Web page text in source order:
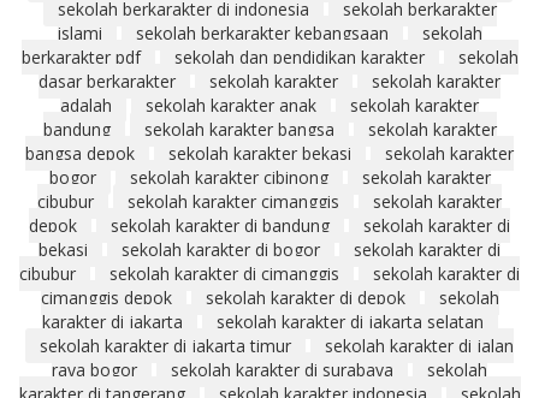
sekolah berkarakter di indonesia
sekolah berkarakter
islami
sekolah berkarakter kebangsaan
sekolah
berkarakter pdf
sekolah dan pendidikan karakter
sekolah
dasar berkarakter
sekolah karakter
sekolah karakter
adalah
sekolah karakter anak
sekolah karakter
bandung
sekolah karakter bangsa
sekolah karakter
bangsa depok
sekolah karakter bekasi
sekolah karakter
bogor
sekolah karakter cibinong
sekolah karakter
cibubur
sekolah karakter cimanggis
sekolah karakter
depok
sekolah karakter di bandung
sekolah karakter di
bekasi
sekolah karakter di bogor
sekolah karakter di
cibubur
sekolah karakter di cimanggis
sekolah karakter di
cimanggis depok
sekolah karakter di depok
sekolah
karakter di jakarta
sekolah karakter di jakarta selatan
sekolah karakter di jakarta timur
sekolah karakter di jalan
raya bogor
sekolah karakter di surabaya
sekolah
karakter di tangerang
sekolah karakter indonesia sekolah